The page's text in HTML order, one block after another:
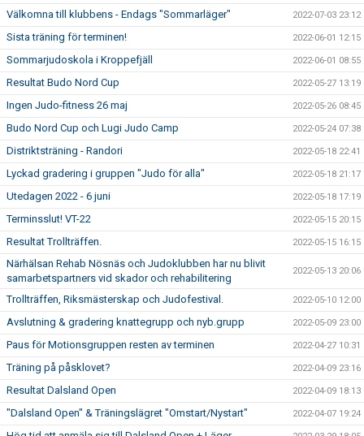
Välkomna till klubbens - Endags "Sommarläger" 2022-07-03 23:12
Sista träning för terminen! 2022-06-01 12:15
Sommarjudoskola i Kroppefjäll 2022-06-01 08:55
Resultat Budo Nord Cup 2022-05-27 13:19
Ingen Judo-fitness 26 maj 2022-05-26 08:45
Budo Nord Cup och Lugi Judo Camp 2022-05-24 07:38
Distriktsträning - Randori 2022-05-18 22:41
Lyckad gradering i gruppen "Judo för alla" 2022-05-18 21:17
Utedagen 2022 - 6 juni 2022-05-18 17:19
Terminsslut! VT-22 2022-05-15 20:15
Resultat Trollträffen. 2022-05-15 16:15
Närhälsan Rehab Nösnäs och Judoklubben har nu blivit
samarbetspartners vid skador och rehabilitering
2022-05-13 20:06
Trollträffen, Riksmästerskap och Judofestival. 2022-05-10 12:00
Avslutning & gradering knattegrupp och nyb.grupp 2022-05-09 23:00
Paus för Motionsgruppen resten av terminen 2022-04-27 10:31
Träning på påsklovet? 2022-04-09 23:16
Resultat Dalsland Open 2022-04-09 18:13
"Dalsland Open" & Träningslägret "Omstart/Nystart" 2022-04-07 19:24